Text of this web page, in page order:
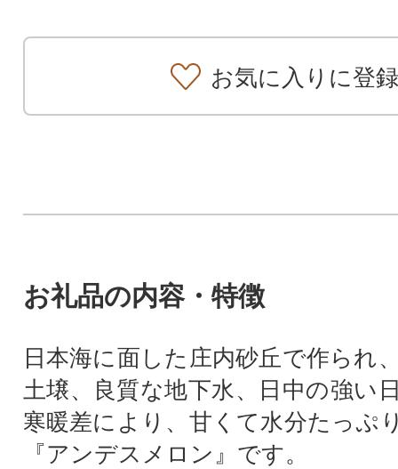
お気に入りに登録
お礼品の内容・特徴
日本海に面した庄内砂丘で作られ
土壌、良質な地下水、日中の強い
寒暖差により、甘くて水分たっぷ
『アンデスメロン』です。